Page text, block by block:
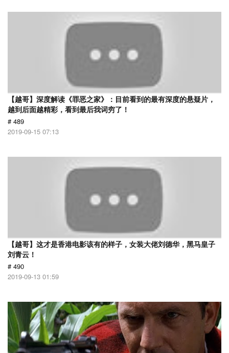
【越哥】深度解读《罪恶之家》：目前看到的最有深度的悬疑片，
越到后面越精彩，看到最后我词穷了！
# 489
2019-09-15 07:13
【越哥】这才是香港电影该有的样子，女装大佬刘德华，黑马皇子
刘青云！
# 490
2019-09-13 01:59